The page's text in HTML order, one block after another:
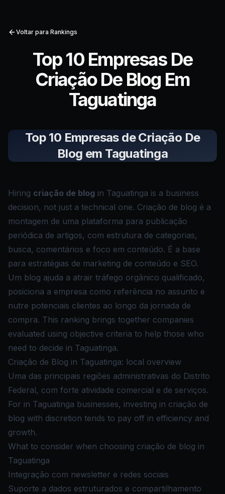
Voltar para Rankings
Top 10 Empresas De
Criação De Blog Em
Taguatinga
Top 10 Empresas de Criação De
Blog em Taguatinga
Hiring criação de blog in Taguatinga is a business
decision, not just a technical one. Criação de blog é a
montagem de uma plataforma para publicação
periódica de artigos, com estrutura de categorias,
busca, comentários e foco em conteúdo. É a base
para estratégias de marketing de conteúdo e SEO.
Um blog ajuda a atrair tráfego orgânico qualificado,
posiciona a empresa como referência no assunto e
nutre potenciais clientes ao longo da jornada de
compra. This ranking brings together companies
evaluated using objective criteria to help those who
need to decide in Taguatinga.
Criação de Blog in Taguatinga: local overview
Uma das principais regiões administrativas do Distrito
Federal, com forte atividade comercial e de serviços.
For in Taguatinga businesses, investing in criação de
blog with discretion tends to pay off in efficiency and
growth.
What to consider when choosing criação de blog in
Taguatinga
Integração com newsletter e redes sociais
Suporte a dados estruturados e compartilhamento